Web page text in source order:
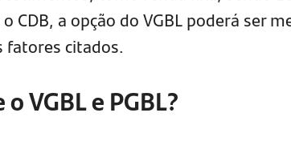
CDB, a opção do VGBL poderá ser
fatores citados.
VGBL e PGBL?